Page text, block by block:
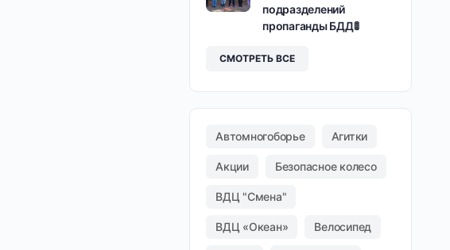
подразделений
пропаганды БДД🚦
СМОТРЕТЬ ВСЕ
Автомногоборье Агитки
Акции Безопасное колесо
ВДЦ "Смена"
ВДЦ «Океан» Велосипед